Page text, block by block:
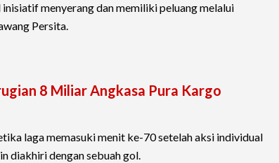
menyerang dan memiliki peluang melalui
Persita.
8 Miliar Angkasa Pura Kargo
laga memasuki menit ke-70 setelah aksi individual
diakhiri dengan sebuah gol.